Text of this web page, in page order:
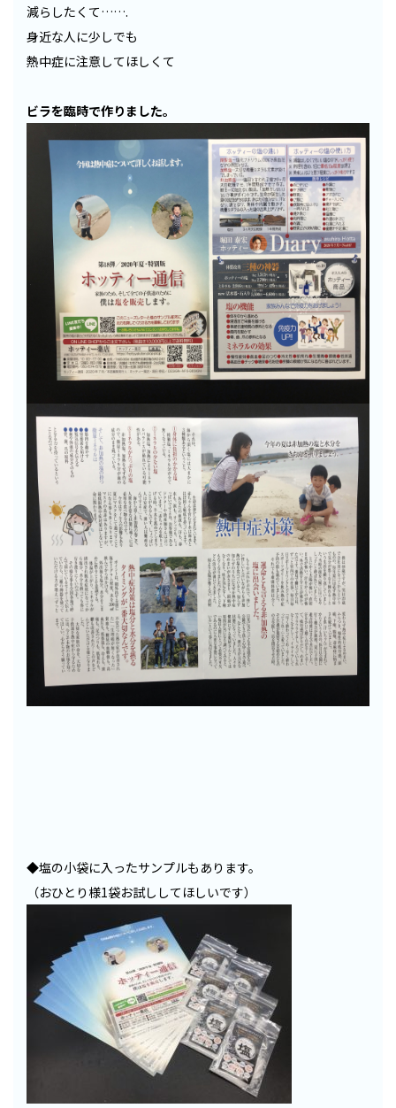
減らしたくて…….
身近な人に少しでも
熱中症に注意してほしくて
ビラを臨時で作りました。
◆塩の小袋に入ったサンプルもあります。
（おひとり様1袋お試ししてほしいです）